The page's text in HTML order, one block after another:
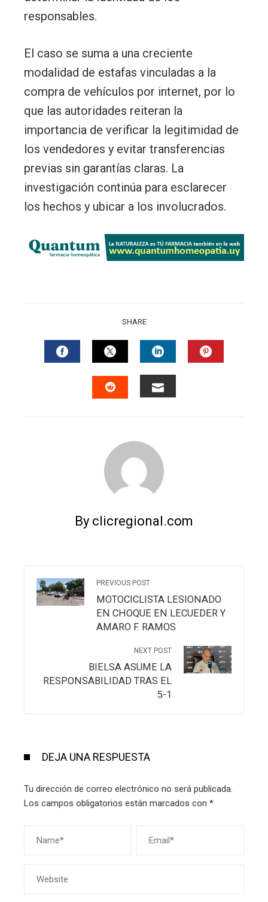
responsables.
El caso se suma a una creciente
modalidad de estafas vinculadas a la
compra de vehículos por internet, por lo
que las autoridades reiteran la
importancia de verificar la legitimidad de
los vendedores y evitar transferencias
previas sin garantías claras. La
investigación continúa para esclarecer
los hechos y ubicar a los involucrados.
SHARE
FACEBOOKTWITTERLINKEDIN
By clicregional.com
PREVIOUS POST
MOTOCICLISTA LESIONADO
EN CHOQUE EN LECUEDER Y
AMARO F. RAMOS
NEXT POST
BIELSA ASUME LA
RESPONSABILIDAD TRAS EL
5-1
DEJA UNA RESPUESTA
Tu dirección de correo electrónico no será publicada.
Los campos obligatorios están marcados con *